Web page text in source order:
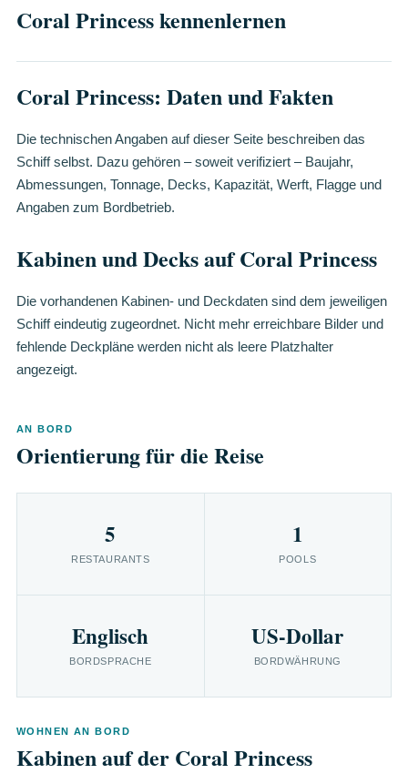
Coral Princess kennenlernen
Coral Princess: Daten und Fakten
Die technischen Angaben auf dieser Seite beschreiben das
Schiff selbst. Dazu gehören – soweit verifiziert – Baujahr,
Abmessungen, Tonnage, Decks, Kapazität, Werft, Flagge und
Angaben zum Bordbetrieb.
Kabinen und Decks auf Coral Princess
Die vorhandenen Kabinen- und Deckdaten sind dem jeweiligen
Schiff eindeutig zugeordnet. Nicht mehr erreichbare Bilder und
fehlende Deckpläne werden nicht als leere Platzhalter
angezeigt.
AN BORD
Orientierung für die Reise
5
RESTAURANTS
1
POOLS
Englisch
BORDSPRACHE
US-Dollar
BORDWÄHRUNG
WOHNEN AN BORD
Kabinen auf der Coral Princess